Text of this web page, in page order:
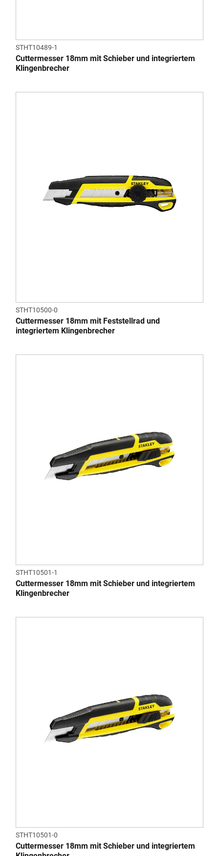
STHT10489-1
Cuttermesser 18mm mit Schieber und integriertem
Klingenbrecher
STHT10500-0
Cuttermesser 18mm mit Feststellrad und
integriertem Klingenbrecher
STHT10501-1
Cuttermesser 18mm mit Schieber und integriertem
Klingenbrecher
STHT10501-0
Cuttermesser 18mm mit Schieber und integriertem